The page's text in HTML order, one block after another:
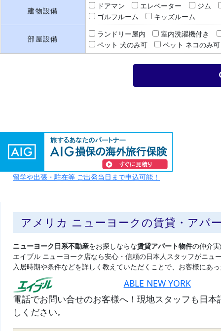
建物設備
ドアマン エレベーター
ジム
ゴルフルーム
キッズルーム
部屋設備
ランドリー屋内
室内洗濯機付き
ペット 犬のみ可
ペット ネコのみ可
留学や出張・駐在等 ご出発当日まで申込可能！
アメリカ ニューヨークの賃貸・アパ
ニューヨーク日系不動産をお探しならな賃貸アパート物件の仲介
エイブル ニューヨーク店なら安心・信頼の日本人スタッフがニュ
入居時期や条件などを詳しく教えていただくことで、お客様にあ
ABLE NEW YORK
電話でお問い合せのお客様へ！現地スタッフも日
しください。